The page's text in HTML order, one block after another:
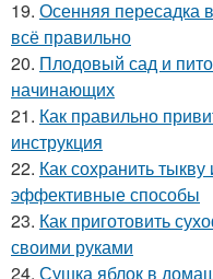
19. Осенняя пересадка
всё правильно
20. Плодовый сад и
начинающих
21. Как правильно
инструкция
22. Как сохранить
эффективные способы
23. Как приготовить
своими руками
24. Сушка яблок в